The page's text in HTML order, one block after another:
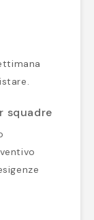
squadre